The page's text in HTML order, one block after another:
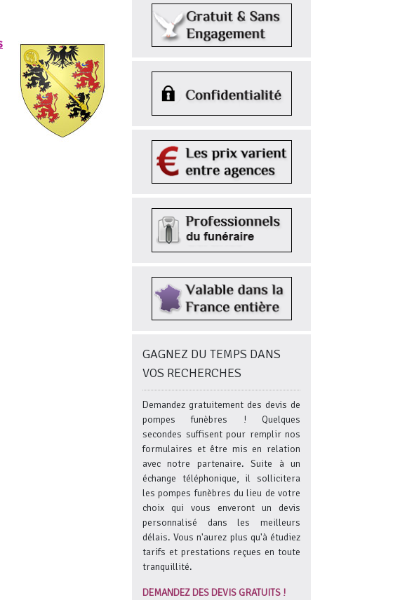
GAGNEZ DU TEMPS DANS
VOS RECHERCHES
Demandez gratuitement des devis de
pompes funèbres ! Quelques
secondes suffisent pour remplir nos
formulaires et être mis en relation
avec notre partenaire. Suite à un
échange téléphonique, il sollicitera
les pompes funèbres du lieu de votre
choix qui vous enveront un devis
personnalisé dans les meilleurs
délais. Vous n'aurez plus qu'à étudiez
tarifs et prestations reçues en toute
tranquillité.
DEMANDEZ DES DEVIS GRATUITS !